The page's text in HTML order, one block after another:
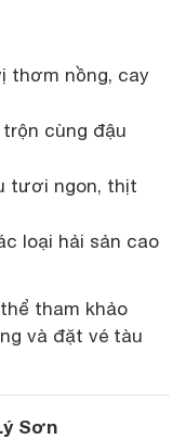
thơm nồng, cay
cùng đậu
tươi ngon, thịt
loại hải sản cao
tham khảo
và đặt vé tàu
Sơn